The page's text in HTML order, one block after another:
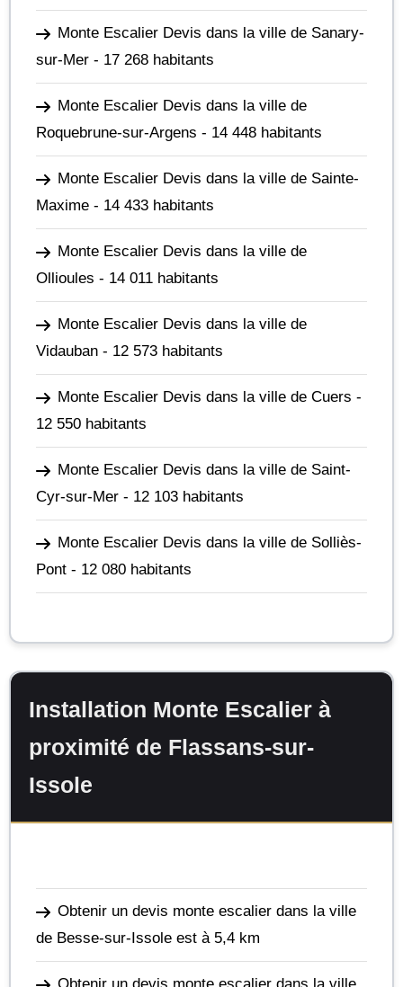
Monte Escalier Devis dans la ville de Sanary-
sur-Mer - 17 268 habitants
Monte Escalier Devis dans la ville de
Roquebrune-sur-Argens - 14 448 habitants
Monte Escalier Devis dans la ville de Sainte-
Maxime - 14 433 habitants
Monte Escalier Devis dans la ville de
Ollioules - 14 011 habitants
Monte Escalier Devis dans la ville de
Vidauban - 12 573 habitants
Monte Escalier Devis dans la ville de Cuers -
12 550 habitants
Monte Escalier Devis dans la ville de Saint-
Cyr-sur-Mer - 12 103 habitants
Monte Escalier Devis dans la ville de Solliès-
Pont - 12 080 habitants
Installation Monte Escalier à
proximité de Flassans-sur-
Issole
Obtenir un devis monte escalier dans la ville
de Besse-sur-Issole est à 5,4 km